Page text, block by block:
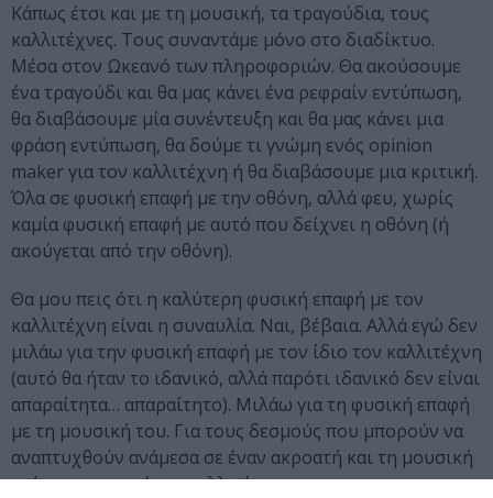
Κάπως έτσι και με τη μουσική, τα τραγούδια, τους
καλλιτέχνες. Τους συναντάμε μόνο στο διαδίκτυο.
Μέσα στον Ωκεανό των πληροφοριών. Θα ακούσουμε
ένα τραγούδι και θα μας κάνει ένα ρεφραίν εντύπωση,
θα διαβάσουμε μία συνέντευξη και θα μας κάνει μια
φράση εντύπωση, θα δούμε τι γνώμη ενός opinion
maker για τον καλλιτέχνη ή θα διαβάσουμε μια κριτική.
Όλα σε φυσική επαφή με την οθόνη, αλλά φευ, χωρίς
καμία φυσική επαφή με αυτό που δείχνει η οθόνη (ή
ακούγεται από την οθόνη).
Θα μου πεις ότι η καλύτερη φυσική επαφή με τον
καλλιτέχνη είναι η συναυλία. Ναι, βέβαια. Αλλά εγώ δεν
μιλάω για την φυσική επαφή με τον ίδιο τον καλλιτέχνη
(αυτό θα ήταν το ιδανικό, αλλά παρότι ιδανικό δεν είναι
απαραίτητα… απαραίτητο). Μιλάω για τη φυσική επαφή
με τη μουσική του. Για τους δεσμούς που μπορούν να
αναπτυχθούν ανάμεσα σε έναν ακροατή και τη μουσική
ενός συγκεκριμένου καλλιτέχνη.